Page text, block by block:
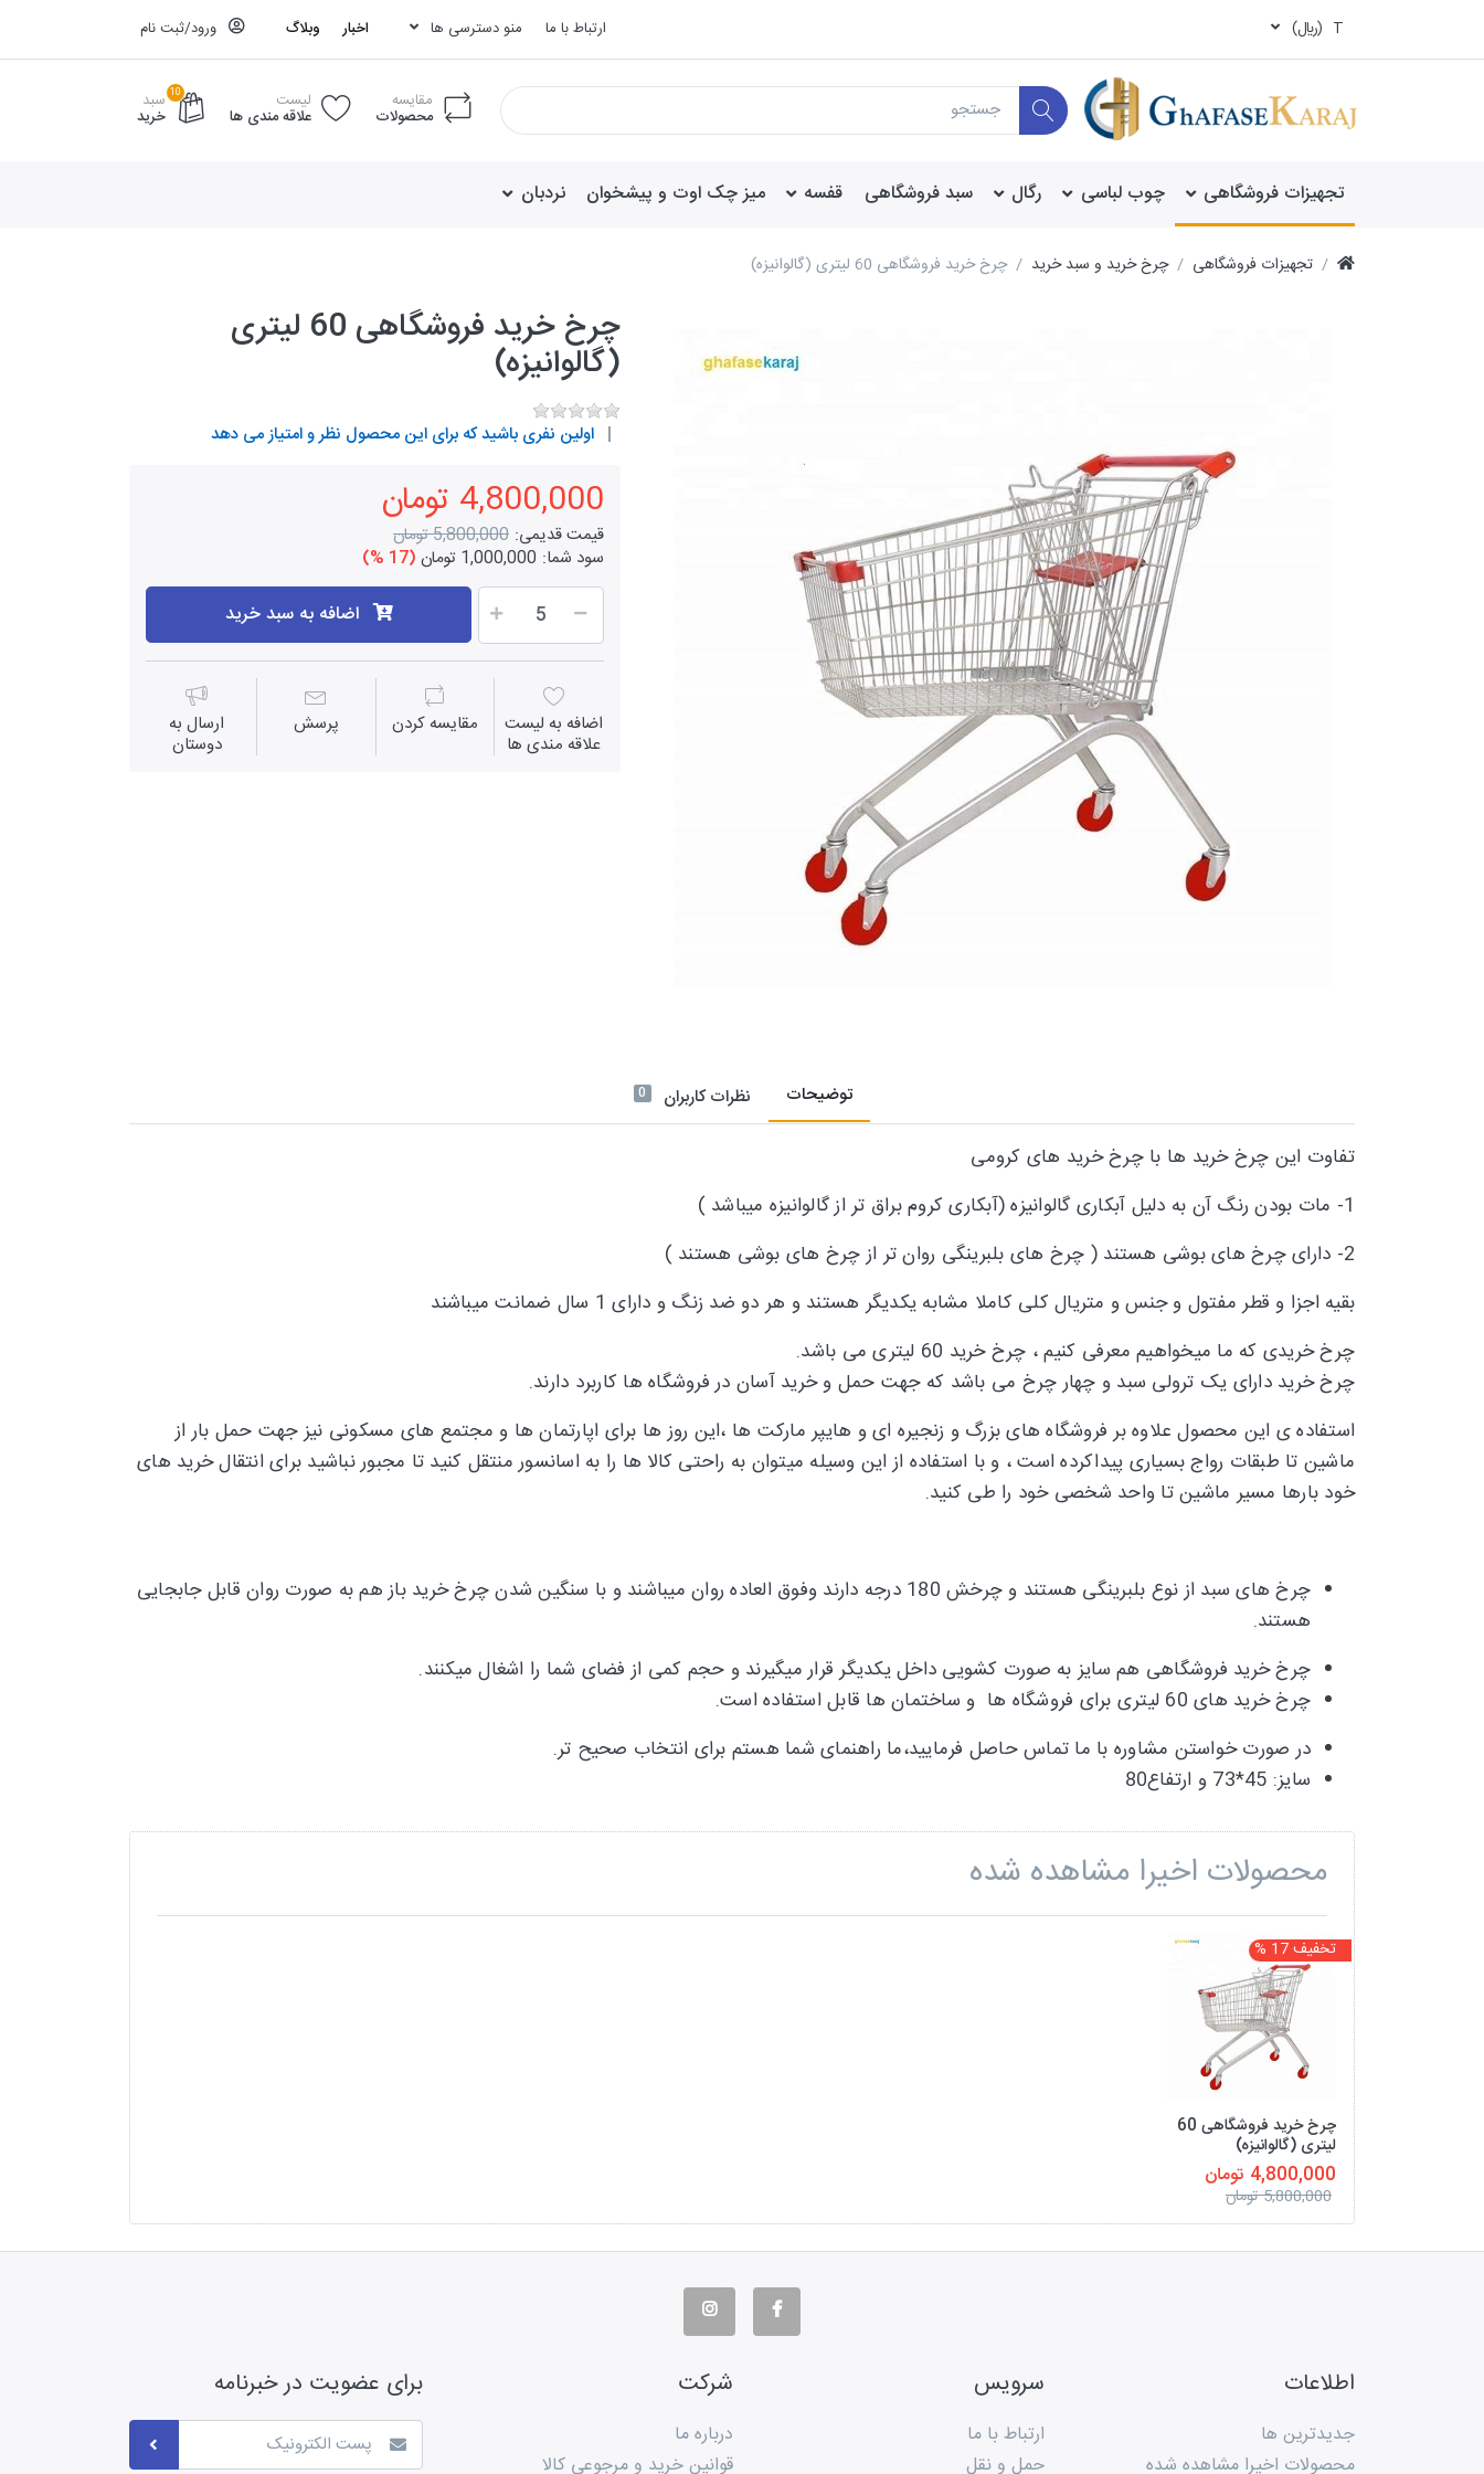
T (ريال) ارتباط با ما منو دسترسی ها اخبار وبلاگ ورود/ثبت نام
مقایسه
محصولات
لیست
علاقه مندی ها
10 سبد
خرید
تجهیزات فروشگاهی چوب لباسی رگال سبد فروشگاهی قفسه میز چک اوت و پیشخوان نردبان
تجهیزات فروشگاهی چرخ خرید و سبد خرید چرخ خرید فروشگاهی 60 لیتری (گالوانیزه)
چرخ خرید فروشگاهی 60 لیتری
(گالوانیزه)
اولین نفری باشید که برای این محصول نظر و امتیاز می دهد
4,800,000 تومان
قیمت قدیمی: 5,800,000 تومان
سود شما: 1,000,000 تومان (17 %)
اضافه به سبد خرید
اضافه به لیست
علاقه مندی ها
مقايسه كردن پرسش ارسال به
دوستان
توضیحات نظرات کاربران 0
تفاوت این چرخ خرید ها با چرخ خرید های کرومی
1- مات بودن رنگ آن به دلیل آبکاری گالوانیزه (آبکاری کروم براق تر از گالوانیزه میباشد )
2- دارای چرخ های بوشی هستند ( چرخ های بلبرینگی روان تر از چرخ های بوشی هستند )
بقیه اجزا و قطر مفتول و جنس و متریال کلی کاملا مشابه یکدیگر هستند و هر دو ضد زنگ و دارای 1 سال ضمانت میباشند
چرخ خریدی که ما میخواهیم معرفی کنیم ، چرخ خرید 60 لیتری می باشد.
چرخ خرید دارای یک ترولی سبد و چهار چرخ می باشد که جهت حمل و خرید آسان در فروشگاه ها کاربرد دارند.
استفاده ی این محصول علاوه بر فروشگاه های بزرگ و زنجیره ای و هایپر مارکت ها ،این روز ها برای اپارتمان ها و مجتمع های مسکونی نیز جهت حمل بار از
ماشین تا طبقات رواج بسیاری پیداکرده است ، و با استفاده از این وسیله میتوان به راحتی کالا ها را به اسانسور منتقل کنید تا مجبور نباشید برای انتقال خرید های
خود بارها مسیر ماشین تا واحد شخصی خود را طی کنید.
چرخ های سبد از نوع بلبرینگی هستند و چرخش 180 درجه دارند وفوق العاده روان میباشند و با سنگین شدن چرخ خرید باز هم به صورت روان قابل جابجایی
هستند.
چرخ خرید فروشگاهی هم سایز به صورت کشویی داخل یکدیگر قرار میگیرند و حجم کمی از فضای شما را اشغال میکنند.
چرخ خرید های 60 لیتری برای فروشگاه ها و ساختمان ها قابل استفاده است.
در صورت خواستن مشاوره با ما تماس حاصل فرمایید،ما راهنمای شما هستم برای انتخاب صحیح تر.
سایز: 45*73 و ارتفاع80
محصولات اخیرا مشاهده شده
تخفیف 17 %
چرخ خرید فروشگاهی 60
لیتری (گالوانیزه)
4,800,000 تومان
5,800,000 تومان
اطلاعات
جدیدترین ها
محصولات اخیرا مشاهده شده
سرویس
ارتباط با ما
حمل و نقل
شرکت
درباره ما
قوانین خرید و مرجوعی کالا
برای عضویت در خبرنامه